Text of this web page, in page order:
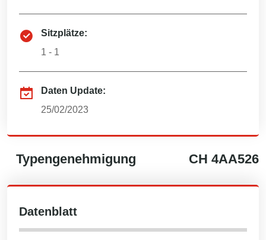
Sitzplätze:
1 - 1
Daten Update:
25/02/2023
Typengenehmigung CH 4AA526
Datenblatt